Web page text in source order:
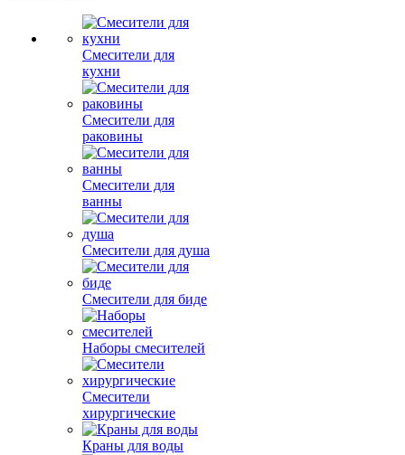
Смесители для
кухни
Смесители для
раковины
Смесители для
ванны
Смесители для душа
Смесители для биде
Наборы смесителей
Смесители
хирургические
Краны для воды